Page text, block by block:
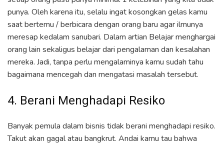
punya. Oleh karena itu, selalu ingat kosongkan gelas kamu
saat bertemu / berbicara dengan orang baru agar ilmunya
meresap kedalam sanubari. Dalam artian Belajar menghargai
orang lain sekaligus belajar dari pengalaman dan kesalahan
mereka. Jadi, tanpa perlu mengalaminya kamu sudah tahu
bagaimana mencegah dan mengatasi masalah tersebut.
4. Berani Menghadapi Resiko
Banyak pemula dalam bisnis tidak berani menghadapi resiko.
Takut akan gagal atau bangkrut. Andai kamu tau bahwa